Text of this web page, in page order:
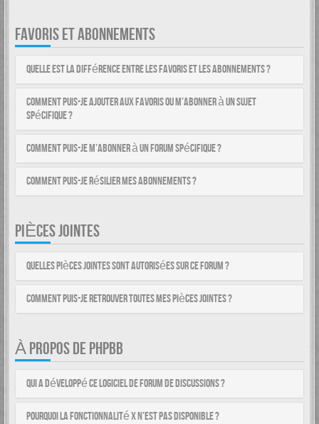
FAVORIS ET ABONNEMENTS
Quelle est la différence entre les favoris et les abonnements ?
Comment puis-je ajouter aux favoris ou m’abonner à un sujet
spécifique ?
Comment puis-je m’abonner à un forum spécifique ?
Comment puis-je résilier mes abonnements ?
PIÈCES JOINTES
Quelles pièces jointes sont autorisées sur ce forum ?
Comment puis-je retrouver toutes mes pièces jointes ?
À PROPOS DE PHPBB
Qui a développé ce logiciel de forum de discussions ?
Pourquoi la fonctionnalité X n’est pas disponible ?